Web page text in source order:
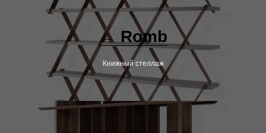
← Romb
Книжный стеллаж